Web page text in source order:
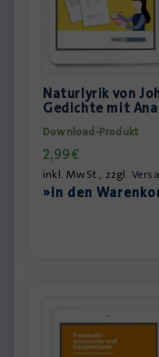
Naturlyrik von
Gedichte mit
Download-Produkt
2,99€
inkl. MwSt., zzgl.
»In den